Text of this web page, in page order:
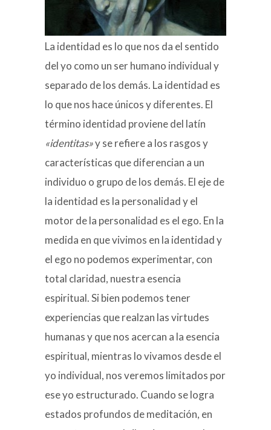
La identidad es lo que nos da el sentido
del yo como un ser humano individual y
separado de los demás. La identidad es
lo que nos hace únicos y diferentes. El
término identidad proviene del latín
«identitas»y se refiere a los rasgos y
características que diferencian a un
individuo o grupo de los demás. El eje de
la identidad es la personalidad y el
motor de la personalidad es el ego. En la
medida en que vivimos en la identidad y
el ego no podemos experimentar, con
total claridad, nuestra esencia
espiritual. Si bien podemos tener
experiencias que realzan las virtudes
humanas y que nos acercan a la esencia
espiritual, mientras lo vivamos desde el
yo individual, nos veremos limitados por
ese yo estructurado. Cuando se logra
estados profundos de meditación, en